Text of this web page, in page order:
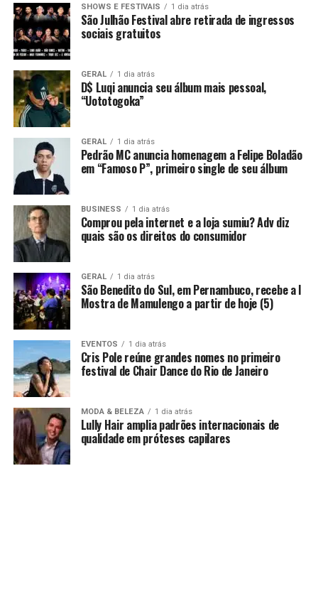
SHOWS E FESTIVAIS 1 dia atrás
São Julhão Festival abre retirada de ingressos
sociais gratuitos
GERAL 1 dia atrás
D$ Luqi anuncia seu álbum mais pessoal,
“Uototogoka”
GERAL 1 dia atrás
Pedrão MC anuncia homenagem a Felipe Boladão
em “Famoso P”, primeiro single de seu álbum
BUSINESS 1 dia atrás
Comprou pela internet e a loja sumiu? Adv diz
quais são os direitos do consumidor
GERAL 1 dia atrás
São Benedito do Sul, em Pernambuco, recebe a I
Mostra de Mamulengo a partir de hoje (5)
EVENTOS 1 dia atrás
Cris Pole reúne grandes nomes no primeiro
festival de Chair Dance do Rio de Janeiro
MODA & BELEZA 1 dia atrás
Lully Hair amplia padrões internacionais de
qualidade em próteses capilares